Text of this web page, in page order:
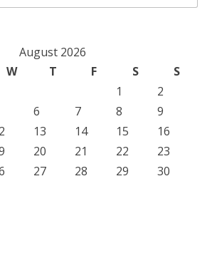
August 2026
W T F S
S
1
2
6 7 8
9
13 14 15
16
20 21 22
23
27 28 29
30